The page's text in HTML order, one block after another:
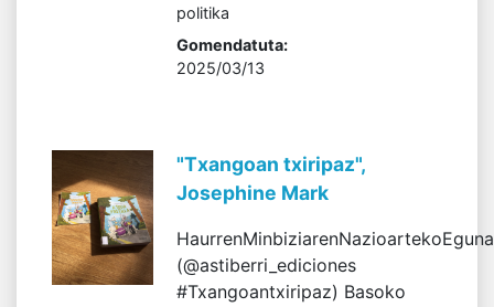
politika
Gomendatuta:
2025/03/13
"Txangoan txiripaz",
Josephine Mark
HaurrenMinbiziarenNazioartekoEguna
(@astiberri_ediciones
#Txangoantxiripaz) Basoko